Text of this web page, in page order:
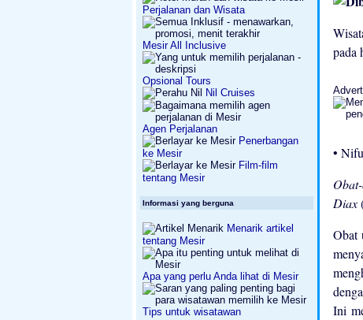
Perjalanan dan Wisata
Mesir All Inclusive
Opsional Tours
Nil Cruises
Agen Perjalanan
Penerbangan
ke Mesir
Film-film
tentang Mesir
Informasi yang berguna
Menarik artikel
tentang Mesir
Apa yang perlu Anda lihat di Mesir
Tips untuk wisatawan
pada
•
Diax
Obat
Ini